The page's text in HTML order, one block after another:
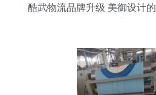
酷武物流品牌升级 美御设计